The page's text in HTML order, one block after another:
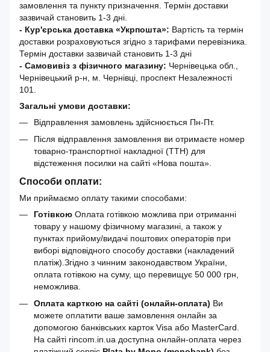
замовлення та пункту призначення. Термін доставки
зазвичай становить 1-3 дні.
- Кур'єрська доставка «Укрпошта»: Вартість та термін
доставки розраховуються згідно з тарифами перевізника.
Термін доставки зазвичай становить 1-3 дні
- Самовивіз з фізичного магазину: Чернівецька обл.,
Чернівецький р-н, м. Чернівці, проспект Незалежності
101.
Загальні умови доставки:
Відправлення замовлень здійснюється Пн-Пт.
Після відправлення замовлення ви отримаєте номер
товарно-транспортної накладної (ТТН) для
відстеження посилки на сайті «Нова пошта».
Способи оплати:
Ми приймаємо оплату такими способами:
Готівкою Оплата готівкою можлива при отриманні
товару у нашому фізичному магазині, а також у
пунктах прийому/видачі поштових операторів при
виборі відповідного способу доставки (накладений
платіж).Згідно з чинним законодавством України,
оплата готівкою на суму, що перевищує 50 000 грн,
неможлива.
Оплата карткою на сайті (онлайн-оплата) Ви
можете оплатити ваше замовлення онлайн за
допомогою банківських карток Visa або MasterCard.
На сайті rincom.in.ua доступна онлайн-оплата через